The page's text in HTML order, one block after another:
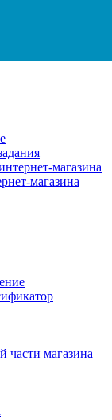
магазина
магазина
части магазина